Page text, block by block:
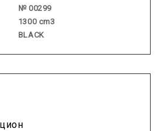
№ 00299
1300 cm3
BLACK